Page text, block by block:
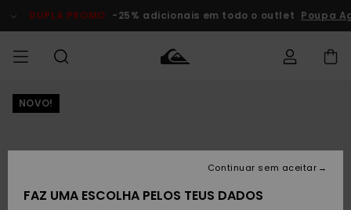
do
DUPLA PROMO -25% adicionais em todo o outlet Poupa
HOMEM
MENINO
MULHER
chegados
Crianças
Artigos
Criança
Devoluções
NOVO!
FAZ UMA ESCOLHA PELOS TEUS DADOS
Continuar sem aceitar